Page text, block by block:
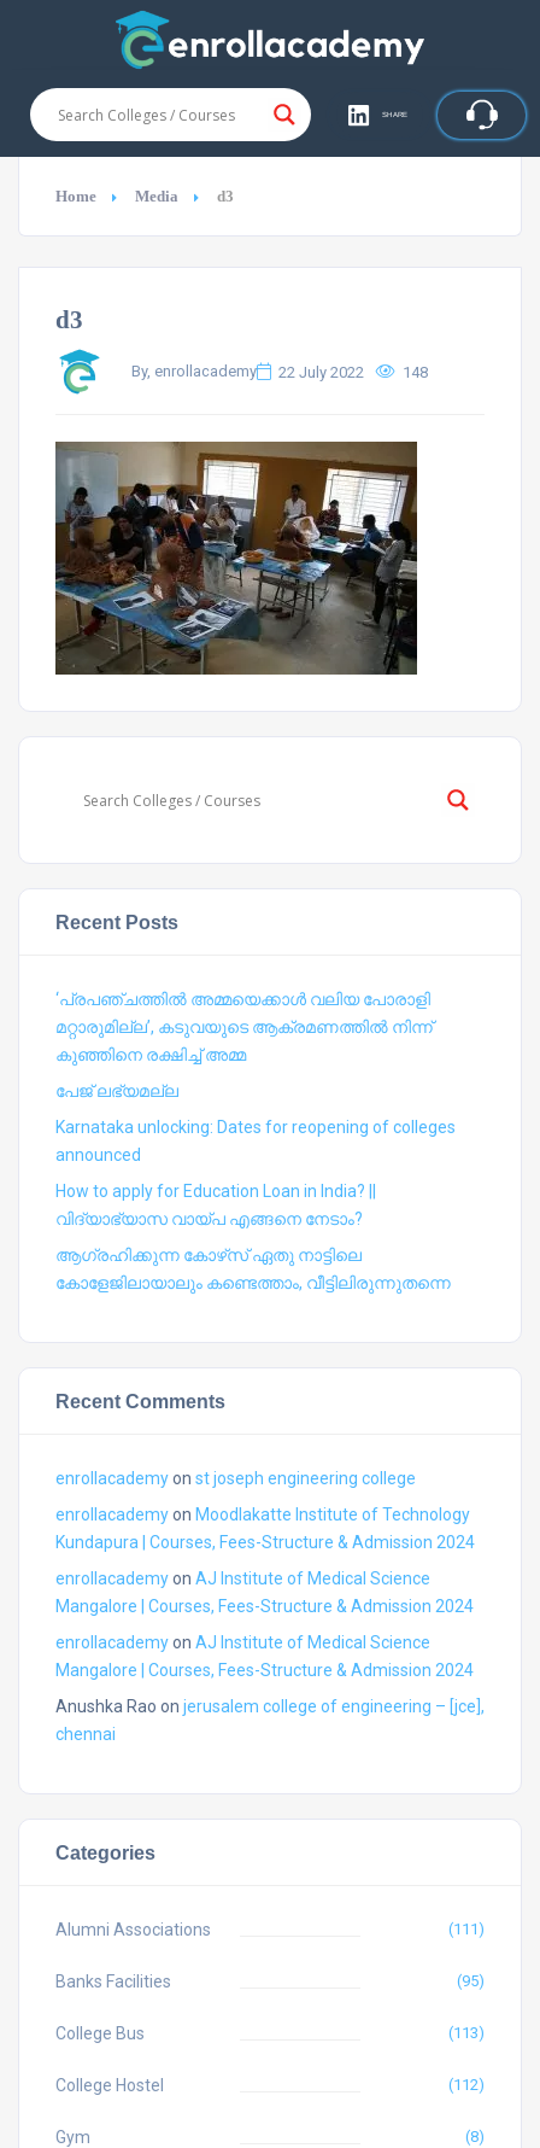
SHARE
Home Media d3
d3
By, enrollacademy 22 July 2022 148
Recent Posts
‘പ്രപഞ്ചത്തില്‍ അമ്മയെക്കാള്‍ വലിയ പോരാളി
മറ്റാരുമില്ല’, കടുവയുടെ ആക്രമണത്തില്‍ നിന്ന്
കുഞ്ഞിനെ രക്ഷിച്ച് അമ്മ
പേജ് ലഭ്യമല്ല
Karnataka unlocking: Dates for reopening of colleges
announced
How to apply for Education Loan in India? ||
വിദ്യാഭ്യാസ വായ്പ എങ്ങനെ നേടാം?
ആഗ്രഹിക്കുന്ന കോഴ്‍സ് ഏതു നാട്ടിലെ
കോളേജിലായാലും കണ്ടെത്താം, വീട്ടിലിരുന്നുതന്നെ
Recent Comments
enrollacademyon st joseph engineering college
enrollacademyon Moodlakatte Institute of Technology
Kundapura | Courses, Fees-Structure & Admission 2024
enrollacademyon AJ Institute of Medical Science
Mangalore | Courses, Fees-Structure & Admission 2024
enrollacademyon AJ Institute of Medical Science
Mangalore | Courses, Fees-Structure & Admission 2024
Anushka Rao on jerusalem college of engineering – [jce],
chennai
Categories
Alumni Associations (111)
Banks Facilities (95)
College Bus (113)
College Hostel (112)
Gym (8)